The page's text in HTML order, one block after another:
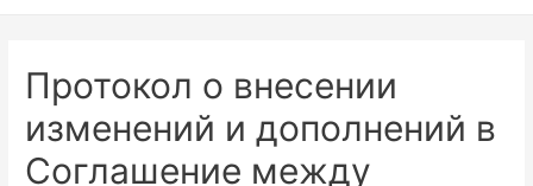
Протокол о внесении
изменений и дополнений в
Соглашение между